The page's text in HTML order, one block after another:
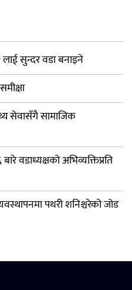
लाई सुन्दर वडा बनाइने
सेवासँगै सामाजिक
वडाध्यक्षको अभिव्यक्तिप्रति
पथरी शनिश्चरेको जोड